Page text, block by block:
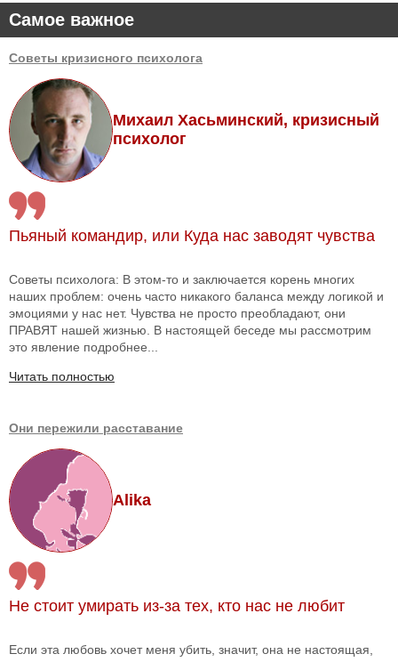
Самое важное
Советы кризисного психолога
Михаил Хасьминский, кризисный
психолог
Пьяный командир, или Куда нас заводят чувства
Советы психолога: В этом-то и заключается корень многих
наших проблем: очень часто никакого баланса между логикой и
эмоциями у нас нет. Чувства не просто преобладают, они
ПРАВЯТ нашей жизнью. В настоящей беседе мы рассмотрим
это явление подробнее...
Читать полностью
Они пережили расставание
Alika
Не стоит умирать из-за тех, кто нас не любит
Если эта любовь хочет меня убить, значит, она не настоящая,